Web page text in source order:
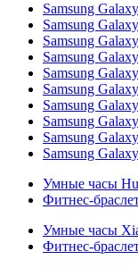
Samsung
Samsung
Samsung
Samsung
Samsung
Samsung
Samsung
Samsung
Samsung
Samsung
Умные часы
Фитнес-
Умные часы
Фитнес-